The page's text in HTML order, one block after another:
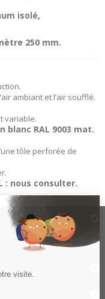
isolé,
250 mm.
ambiant et l’air soufflé.
variable.
blanc RAL 9003 mat.
tôle perforée de
: nous consulter.